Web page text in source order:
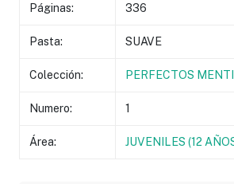
Páginas: 336
Pasta: SUAVE
Colección: PERFECTOS
Numero: 1
Área: JUVENILES (12